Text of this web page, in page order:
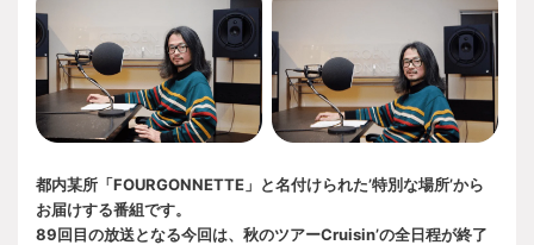
都内某所「FOURGONNETTE」と名付けられた’特別な場所’から
お届けする番組です。
89回目の放送となる今回は、秋のツアーCruisin’の全日程が終了